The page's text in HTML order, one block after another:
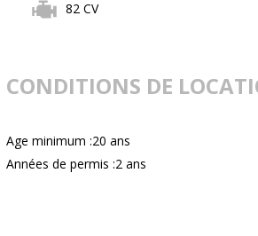
82 CV
CONDITIONS DE
Age minimum :20 ans
Années de permis :2 ans